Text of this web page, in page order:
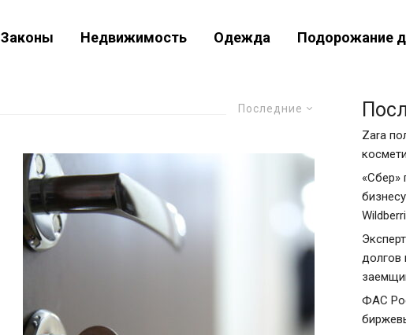
Законы Недвижимость Одежда Подорожание
Последние
Zara
долгов
ФАС